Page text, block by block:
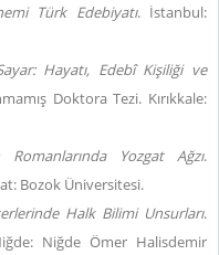
Türk Edebiyatı. İstanbul:
Hayatı, Edebî Kişiliği ve
Doktora Tezi. Kırıkkale:
Romanlarında Yozgat Ağzı.
Bozok Üniversitesi.
Halk Bilimi Unsurları.
Niğde Ömer Halisdemir